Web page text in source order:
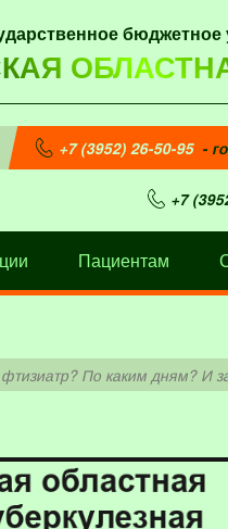
+7 (3952) 26-50-95-
+7
Пациентам
По каким дням? И